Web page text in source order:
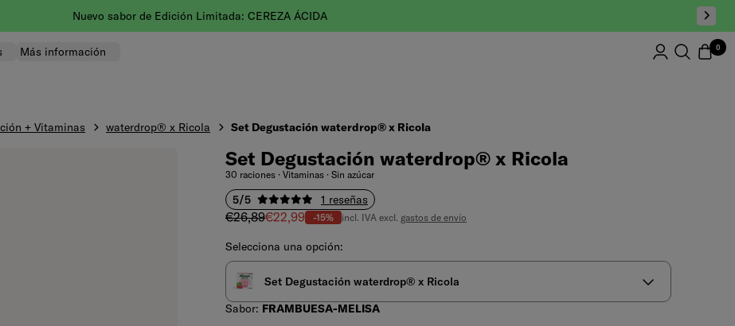
Nuevo sabor de Edición Limitada: CEREZA ÁCIDA
Más información 0
+ Vitaminas waterdrop® x Ricola Set Degustación waterdrop® x Ricola
Set Degustación waterdrop® x Ricola
30 raciones · Vitaminas · Sin azúcar
5/5 1 reseñas
Precio normal
€26,89Precio de venta
€22,99 -15% incl. IVA excl. gastos de envío
Selecciona una opción:
Set Degustación waterdrop® x Ricola
Sabor: FRAMBUESA-MELISA